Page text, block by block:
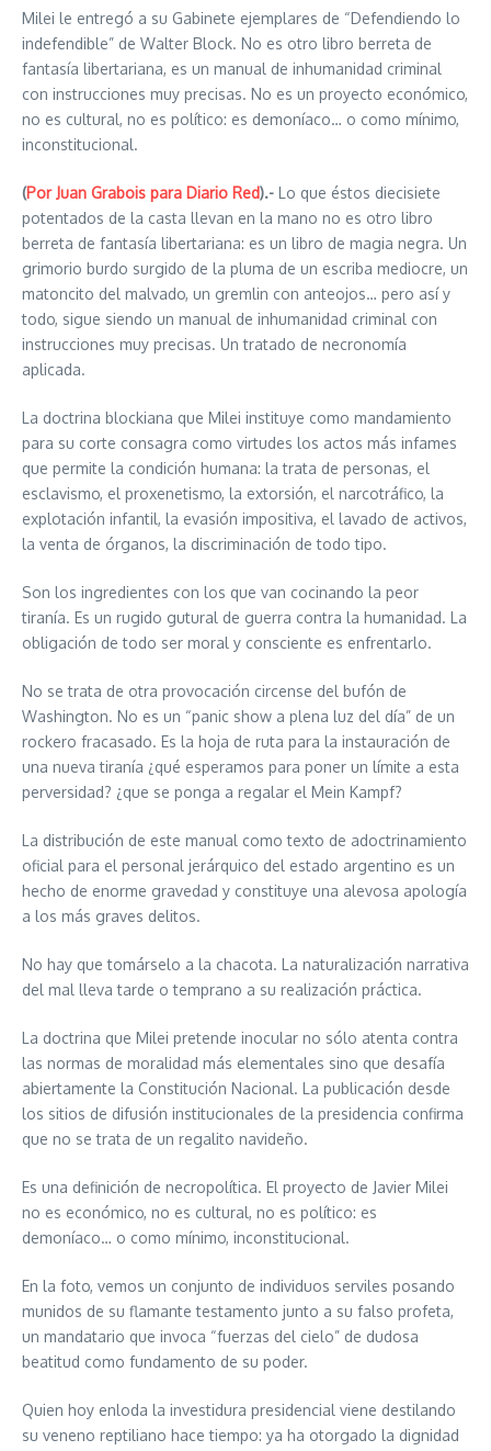
Milei le entregó a su Gabinete ejemplares de “Defendiendo lo
indefendible” de Walter Block. No es otro libro berreta de
fantasía libertariana, es un manual de inhumanidad criminal
con instrucciones muy precisas. No es un proyecto económico,
no es cultural, no es político: es demoníaco… o como mínimo,
inconstitucional.
(Por Juan Grabois para Diario Red).- Lo que éstos diecisiete
potentados de la casta llevan en la mano no es otro libro
berreta de fantasía libertariana: es un libro de magia negra. Un
grimorio burdo surgido de la pluma de un escriba mediocre, un
matoncito del malvado, un gremlin con anteojos… pero así y
todo, sigue siendo un manual de inhumanidad criminal con
instrucciones muy precisas. Un tratado de necronomía
aplicada.
La doctrina blockiana que Milei instituye como mandamiento
para su corte consagra como virtudes los actos más infames
que permite la condición humana: la trata de personas, el
esclavismo, el proxenetismo, la extorsión, el narcotráfico, la
explotación infantil, la evasión impositiva, el lavado de activos,
la venta de órganos, la discriminación de todo tipo.
Son los ingredientes con los que van cocinando la peor
tiranía. Es un rugido gutural de guerra contra la humanidad. La
obligación de todo ser moral y consciente es enfrentarlo.
No se trata de otra provocación circense del bufón de
Washington. No es un “panic show a plena luz del día” de un
rockero fracasado. Es la hoja de ruta para la instauración de
una nueva tiranía ¿qué esperamos para poner un límite a esta
perversidad? ¿que se ponga a regalar el Mein Kampf?
La distribución de este manual como texto de adoctrinamiento
oficial para el personal jerárquico del estado argentino es un
hecho de enorme gravedad y constituye una alevosa apología
a los más graves delitos.
No hay que tomárselo a la chacota. La naturalización narrativa
del mal lleva tarde o temprano a su realización práctica.
La doctrina que Milei pretende inocular no sólo atenta contra
las normas de moralidad más elementales sino que desafía
abiertamente la Constitución Nacional. La publicación desde
los sitios de difusión institucionales de la presidencia confirma
que no se trata de un regalito navideño.
Es una definición de necropolítica. El proyecto de Javier Milei
no es económico, no es cultural, no es político: es
demoníaco… o como mínimo, inconstitucional.
En la foto, vemos un conjunto de individuos serviles posando
munidos de su flamante testamento junto a su falso profeta,
un mandatario que invoca “fuerzas del cielo” de dudosa
beatitud como fundamento de su poder.
Quien hoy enloda la investidura presidencial viene destilando
su veneno reptiliano hace tiempo: ya ha otorgado la dignidad